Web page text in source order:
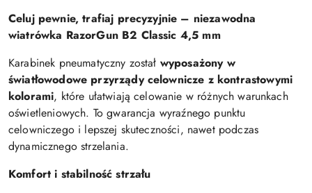
Celuj pewnie, trafiaj precyzyjnie – niezawodna
wiatrówka RazorGun B2 Classic 4,5 mm
Karabinek pneumatyczny został wyposażony w
światłowodowe przyrządy celownicze z kontrastowymi
kolorami, które ułatwiają celowanie w różnych warunkach
oświetleniowych. To gwarancja wyraźnego punktu
celowniczego i lepszej skuteczności, nawet podczas
dynamicznego strzelania.
Komfort i stabilność strzału